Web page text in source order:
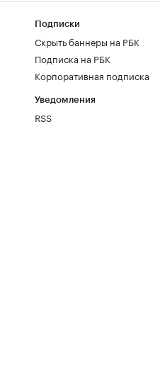
Подписки
Скрыть баннеры на РБК
Подписка на РБК
Корпоративная подписка
Уведомления
RSS